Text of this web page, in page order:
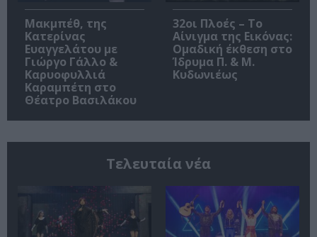
Μακμπέθ, της
Κατερίνας
Ευαγγελάτου με
Γιώργο Γάλλο &
Καρυοφυλλιά
Καραμπέτη στο
Θέατρο Βασιλάκου
32οι Πλοές – Το
Αίνιγμα της Εικόνας:
Ομαδική έκθεση στο
Ίδρυμα Π. & Μ.
Κυδωνιέως
Τελευταία νέα